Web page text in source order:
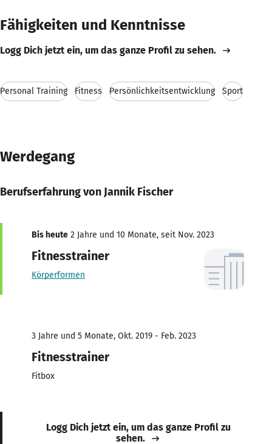
Fähigkeiten und Kenntnisse
Logg Dich jetzt ein, um das ganze Profil zu sehen.
Personal Training Fitness Persönlichkeitsentwicklung Sport
Werdegang
Berufserfahrung von Jannik Fischer
Bis heute 2 Jahre und 10 Monate, seit Nov. 2023
Fitnesstrainer
Körperformen
3 Jahre und 5 Monate, Okt. 2019 - Feb. 2023
Fitnesstrainer
Fitbox
Logg Dich jetzt ein, um das ganze Profil zu
sehen.